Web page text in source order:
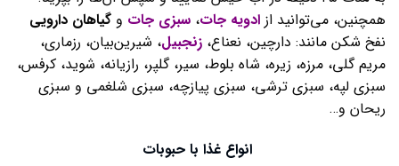
همچنین، می‌توانید از ادویه جات، سبزی جات و گیاهان دارویی
نفخ شکن مانند: دارچین، نعناع، زنجبیل، شیرین‌بیان، رزماری،
مریم گلی، مرزه، زیره، شاه بلوط، سیر، گلپر، رازیانه، شوید، کرفس،
سبزی لپه، سبزی ترشی، سبزی پیازچه، سبزی شلغمی و سبزی
ریحان و…
انواع غذا با حبوبات